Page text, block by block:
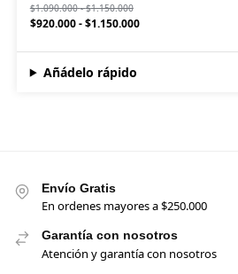
$1.090.000 - $1.150.000
$920.000-$1.150.000
Añádelo rápido
Envío Gratis
En ordenes mayores a $250.000
Garantía con nosotros
Atención y garantía con nosotros